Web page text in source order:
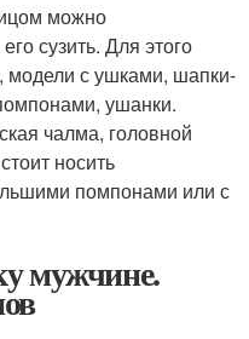
можно
сузить. Для этого
модели с ушками, шапки-
ушанки.
чалма, головной
носить
помпонами или с
мужчине.